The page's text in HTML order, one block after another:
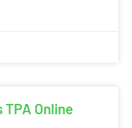
TPA Online